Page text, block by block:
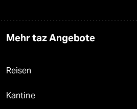
Mehr taz Angebote
Reisen
Kantine